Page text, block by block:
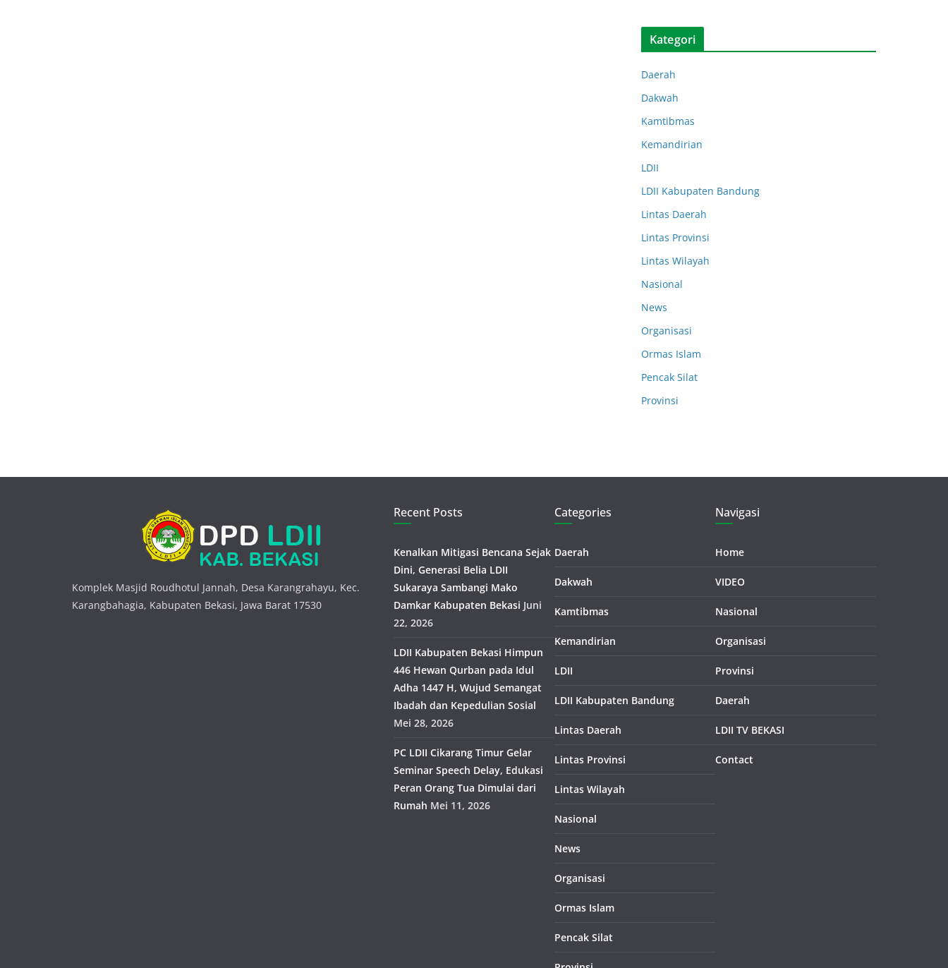
Kategori
Daerah
Dakwah
Kamtibmas
Kemandirian
LDII
LDII Kabupaten Bandung
Lintas Daerah
Lintas Provinsi
Lintas Wilayah
Nasional
News
Organisasi
Ormas Islam
Pencak Silat
Provinsi
Komplek Masjid Roudhotul Jannah, Desa Karangrahayu, Kec.
Karangbahagia, Kabupaten Bekasi, Jawa Barat 17530
Recent Posts
Kenalkan Mitigasi Bencana Sejak
Dini, Generasi Belia LDII
Sukaraya Sambangi Mako
Damkar Kabupaten Bekasi Juni
22, 2026
LDII Kabupaten Bekasi Himpun
446 Hewan Qurban pada Idul
Adha 1447 H, Wujud Semangat
Ibadah dan Kepedulian Sosial
Mei 28, 2026
PC LDII Cikarang Timur Gelar
Seminar Speech Delay, Edukasi
Peran Orang Tua Dimulai dari
Rumah Mei 11, 2026
Categories
Daerah
Dakwah
Kamtibmas
Kemandirian
LDII
LDII Kabupaten Bandung
Lintas Daerah
Lintas Provinsi
Lintas Wilayah
Nasional
News
Organisasi
Ormas Islam
Pencak Silat
Navigasi
Home
VIDEO
Nasional
Organisasi
Provinsi
Daerah
LDII TV BEKASI
Contact